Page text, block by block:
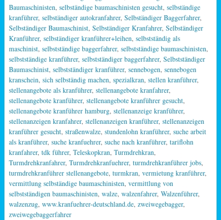
Baumaschinisten, selbständige baumaschinisten gesucht, selbständige
kranführer, selbständiger autokranfahrer, Selbständiger Baggerfahrer,
Selbständiger Baumaschinist, Selbständiger Kranfahrer, Selbständiger
Kranführer, selbständiger kranführer+leihen, selbstständig als
maschinist, selbstständige baggerfahrer, selbstständige baumaschinisten,
selbstständige kranführer, selbstständiger baggerfahrer, Selbstständiger
Baumaschinist, selbstständiger kranführer, sennebogen, sennebogen
kranschein, sich selbständig machen, spezialkran, stellen kranführer,
stellenangebote als kranführer, stellenangebote kranfahrer,
stellenangebote kranführer, stellenangebote kranführer gesucht,
stellenangebote kranführer hamburg, stellenanzeige kranführer,
stellenanzeigen kranfahrer, stellenanzeigen kranführer, stellenanzeigen
kranführer gesucht, straßenwalze, stundenlohn kranführer, suche arbeit
als kranführer, suche kranfuehrer, suche nach kranführer, tariflohn
kranfahrer, tdk führer, Teleskopkran, Turmdrehkran,
Turmdrehkranfahrer, Turmdrehkranfuehrer, turmdrehkranführer jobs,
turmdrehkranführer stellenangebote, turmkran, vermietung kranführer,
vermittlung selbständige baumaschinisten, vermittlung von
selbstständigen baumaschinisten, walze, walzenfahrer, Walzenführer,
walzenzug, www.kranfuehrer-deutschland.de, zweiwegebagger,
zweiwegebaggerfahrer